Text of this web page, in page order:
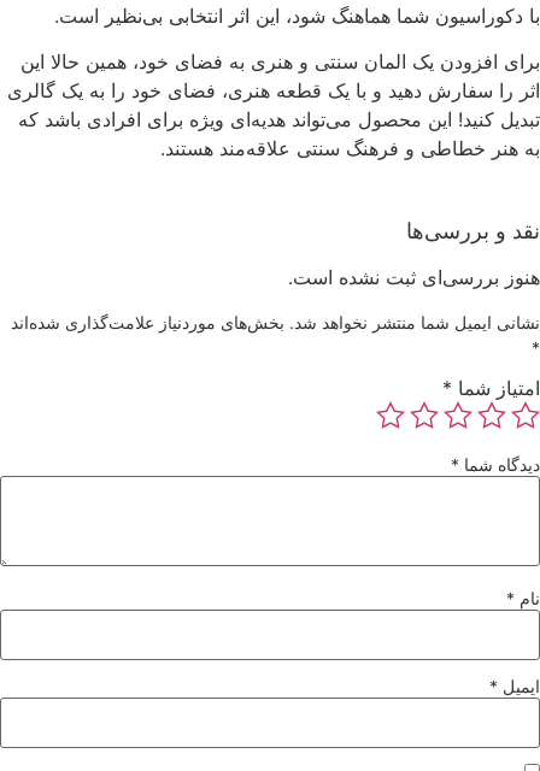
با دکوراسیون شما هماهنگ شود، این اثر انتخابی بی‌نظیر است.
برای افزودن یک المان سنتی و هنری به فضای خود، همین حالا این
اثر را سفارش دهید و با یک قطعه هنری، فضای خود را به یک گالری
تبدیل کنید! این محصول می‌تواند هدیه‌ای ویژه برای افرادی باشد که
به هنر خطاطی و فرهنگ سنتی علاقه‌مند هستند.
نقد و بررسی‌ها
هنوز بررسی‌ای ثبت نشده است.
نشانی ایمیل شما منتشر نخواهد شد. بخش‌های موردنیاز علامت‌گذاری شده‌اند
*
امتیاز شما *
دیدگاه شما *
نام *
ایمیل *